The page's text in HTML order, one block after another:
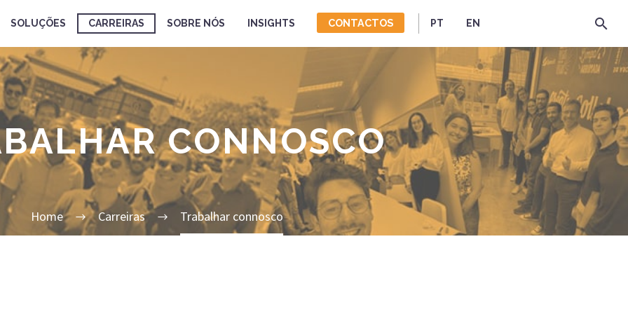
SOLUÇÕES CARREIRAS SOBRE NÓS INSIGHTS CONTACTOS PT EN
CONNOSCO
Home Carreiras Trabalhar connosco